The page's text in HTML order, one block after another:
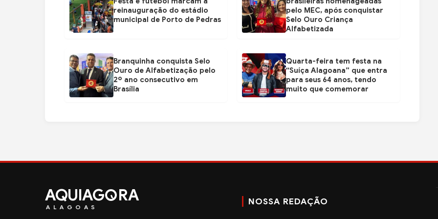
reinauguração do estádio
municipal de Porto de Pedras
pelo MEC, após conquistar
Selo Ouro Criança
Alfabetizada
Branquinha conquista Selo
Ouro de Alfabetização pelo
2º ano consecutivo em
Brasília
Quarta-feira tem festa na
“Suíça Alagoana” que entra
para seus 64 anos, tendo
muito que comemorar
AQUIAG RA
ALAGOAS
NOSSA REDAÇÃO